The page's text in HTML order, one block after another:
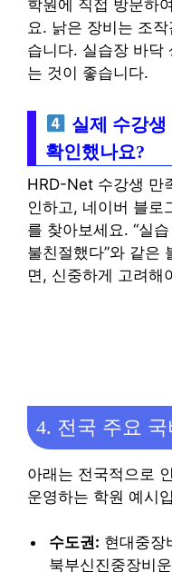
학원에 직접 방문하
요. 낡은 장비는 조
습니다. 실습장 바닥
는 것이 좋습니다.
실제 수강생
확인했나요?
HRD-Net 수강생 만
인하고, 네이버 블로
를 찾아보세요. “실
불친절했다”와 같은
면, 신중하게 고려해
4. 전국 주요
아래는 전국적으로
운영하는 학원 예시
수도권: 현대중장
북부신진중장비